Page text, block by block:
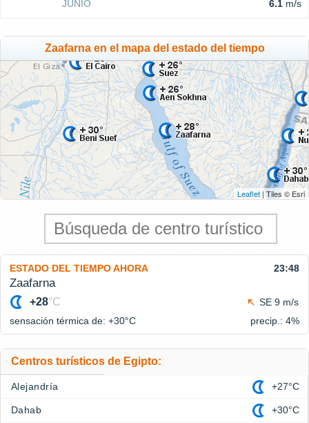
JUNIO 6.1 m/s
Zaafarna en el mapa del estado del tiempo
Leaflet | Tiles © Esri
ESTADO DEL TIEMPO AHORA 23:48
Zaafarna
+28°C
SE 9 m/s
sensación térmica de: +30°C precip.: 4%
Centros turísticos de Egipto:
Alejandría +27°C
Dahab +30°C